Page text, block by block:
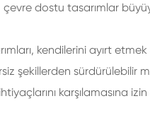
çevre dostu tasarımlar
kendilerini ayırt
şekillerden
karşılamasına izin